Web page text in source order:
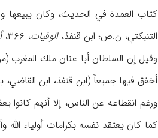
كتاب العمدة في الحدیث، وكان یبیعها
التنبكتي، ن.ص؛ ابن قنفذ،الوفیات، ۳۶۶،
أخفق فیها جمیعاً (ابن قنفذ، ابن
ورغم انقطاعه عن الناس، إلا أنهم كانوا
كما كان یعتقد نفسه بكرامات أولیاء الله